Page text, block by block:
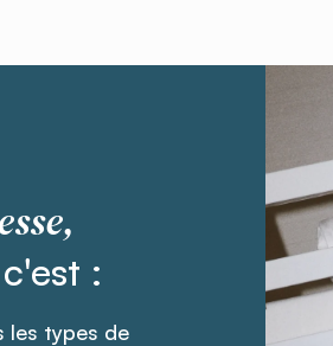
:
les types de